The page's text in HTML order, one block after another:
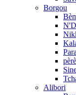
Borgou
Alibori